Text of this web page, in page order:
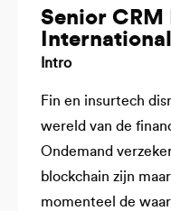
Senior CRM
Intro
Fin en insurtech
wereld van de
Ondemand
blockchain zijn
momenteel de